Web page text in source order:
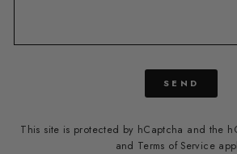
SEND
This site is protected by hCaptcha and the
and Terms of Service